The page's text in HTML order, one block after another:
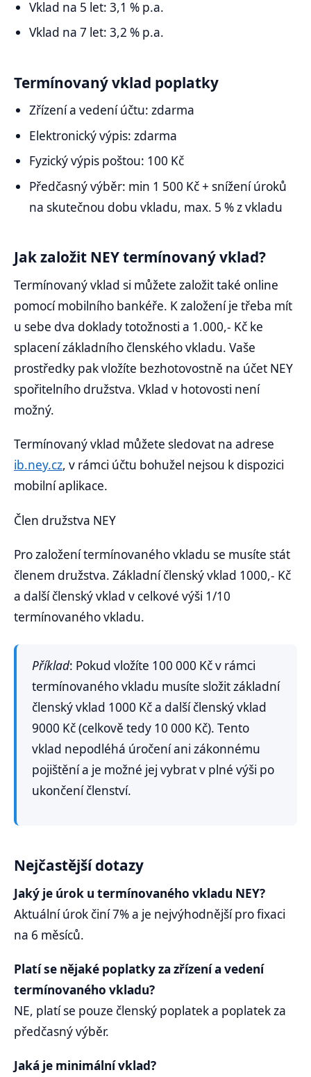
Vklad na 5 let: 3,1 % p.a.
Vklad na 7 let: 3,2 % p.a.
Termínovaný vklad poplatky
Zřízení a vedení účtu: zdarma
Elektronický výpis: zdarma
Fyzický výpis poštou: 100 Kč
Předčasný výběr: min 1 500 Kč + snížení úroků
na skutečnou dobu vkladu, max. 5 % z vkladu
Jak založit NEY termínovaný vklad?
Termínovaný vklad si můžete založit také online
pomocí mobilního bankéře. K založení je třeba mít
u sebe dva doklady totožnosti a 1.000,- Kč ke
splacení základního členského vkladu. Vaše
prostředky pak vložíte bezhotovostně na účet NEY
spořitelního družstva. Vklad v hotovosti není
možný.
Termínovaný vklad můžete sledovat na adrese
ib.ney.cz, v rámci účtu bohužel nejsou k dispozici
mobilní aplikace.
Člen družstva NEY
Pro založení termínovaného vkladu se musíte stát
členem družstva. Základní členský vklad 1000,- Kč
a další členský vklad v celkové výši 1/10
termínovaného vkladu.
Příklad: Pokud vložíte 100 000 Kč v rámci
termínovaného vkladu musíte složit základní
členský vklad 1000 Kč a další členský vklad
9000 Kč (celkově tedy 10 000 Kč). Tento
vklad nepodléhá úročení ani zákonnému
pojištění a je možné jej vybrat v plné výši po
ukončení členství.
Nejčastější dotazy
Jaký je úrok u termínovaného vkladu NEY?
Aktuální úrok činí 7% a je nejvýhodnější pro fixaci
na 6 měsíců.
Platí se nějaké poplatky za zřízení a vedení
termínovaného vkladu?
NE, platí se pouze členský poplatek a poplatek za
předčasný výběr.
Jaká je minimální vklad?